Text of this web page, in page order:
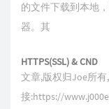
的文件下载到本地
器。其
HTTPS(SSL) & CND
文章,版权归Joe所
接:https://